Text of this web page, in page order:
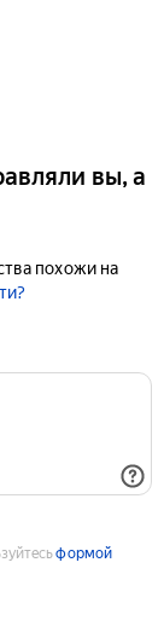
вы, а
похожи на
формой